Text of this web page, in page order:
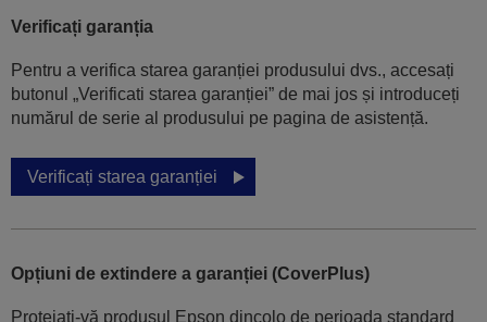
Verificați garanția
Pentru a verifica starea garanției produsului dvs., accesați
butonul „Verificati starea garanției” de mai jos și introduceți
numărul de serie al produsului pe pagina de asistență.
Verificați starea garanției
Opțiuni de extindere a garanției (CoverPlus)
Protejați-vă produsul Epson dincolo de perioada standard